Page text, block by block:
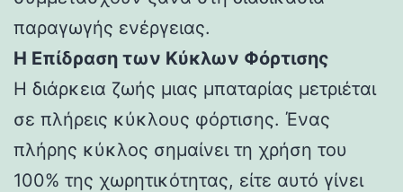
παραγωγής ενέργειας.
Η Επίδραση των Κύκλων Φόρτισης
Η διάρκεια ζωής μιας μπαταρίας μετριέται
σε πλήρεις κύκλους φόρτισης. Ένας
πλήρης κύκλος σημαίνει τη χρήση του
100% της χωρητικότητας, είτε αυτό γίνει